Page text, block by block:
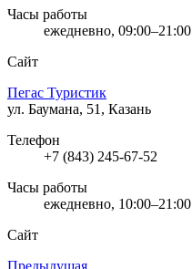
Часы работы
ежедневно, 09:00–21:00
Сайт
Пегас Туристик
ул. Баумана, 51, Казань
Телефон
+7 (843) 245-67-52
Часы работы
ежедневно, 10:00–21:00
Сайт
Предыдущая